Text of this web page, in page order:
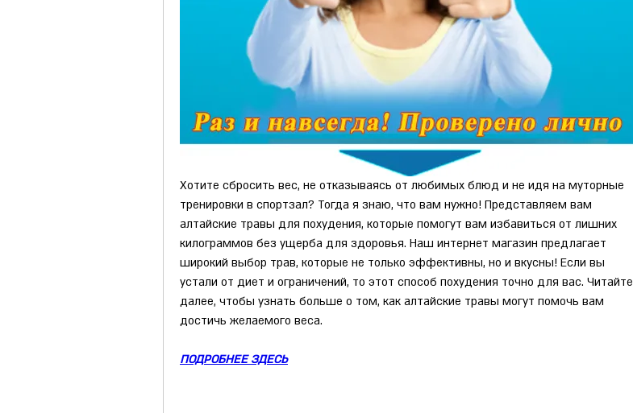
Хотите сбросить вес, не отказываясь от любимых блюд и не идя на муторные
тренировки в спортзал? Тогда я знаю, что вам нужно! Представляем вам
алтайские травы для похудения, которые помогут вам избавиться от лишних
килограммов без ущерба для здоровья. Наш интернет магазин предлагает
широкий выбор трав, которые не только эффективны, но и вкусны! Если вы
устали от диет и ограничений, то этот способ похудения точно для вас. Читайте
далее, чтобы узнать больше о том, как алтайские травы могут помочь вам
достичь желаемого веса.
ПОДРОБНЕЕ ЗДЕСЬ